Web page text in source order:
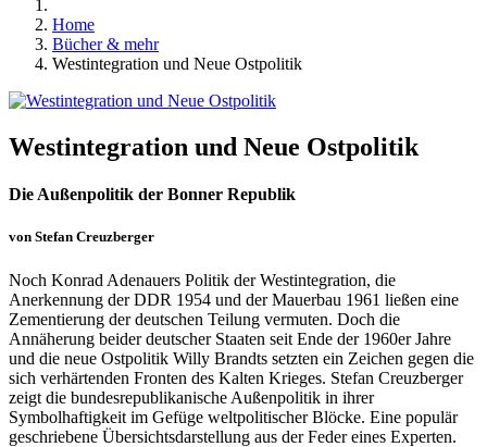
Home
Bücher & mehr
Westintegration und Neue Ostpolitik
Westintegration und Neue Ostpolitik
Die Außenpolitik der Bonner Republik
von Stefan Creuzberger
Noch Konrad Adenauers Politik der Westintegration, die
Anerkennung der DDR 1954 und der Mauerbau 1961 ließen eine
Zementierung der deutschen Teilung vermuten. Doch die
Annäherung beider deutscher Staaten seit Ende der 1960er Jahre
und die neue Ostpolitik Willy Brandts setzten ein Zeichen gegen die
sich verhärtenden Fronten des Kalten Krieges. Stefan Creuzberger
zeigt die bundesrepublikanische Außenpolitik in ihrer
Symbolhaftigkeit im Gefüge weltpolitischer Blöcke. Eine populär
geschriebene Übersichtsdarstellung aus der Feder eines Experten.